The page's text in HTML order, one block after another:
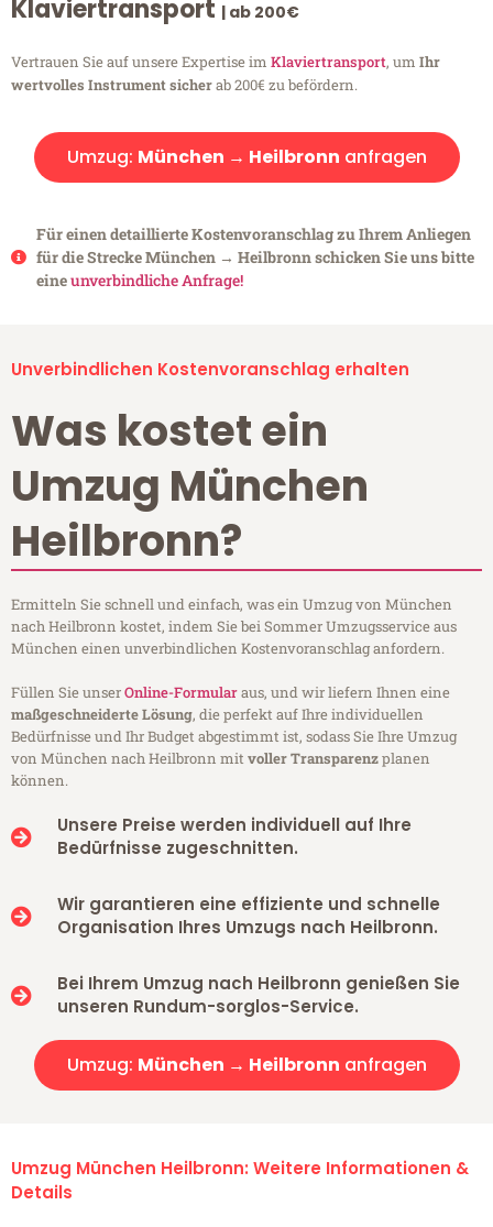
Klaviertransport | ab 200€
Vertrauen Sie auf unsere Expertise im Klaviertransport, um Ihr
wertvolles Instrument sicherab 200€ zu befördern.
Umzug: München → Heilbronn anfragen
Für einen detaillierte Kostenvoranschlag zu Ihrem Anliegen
für die Strecke München → Heilbronn schicken Sie uns bitte
eineunverbindliche Anfrage!
Unverbindlichen Kostenvoranschlag erhalten
Was kostet ein
Umzug München
Heilbronn?
Ermitteln Sie schnell und einfach, was ein Umzug von München
nach Heilbronn kostet, indem Sie bei Sommer Umzugsservice aus
München einen unverbindlichen Kostenvoranschlag anfordern.
Füllen Sie unserOnline-Formularaus, und wir liefern Ihnen eine
maßgeschneiderte Lösung, die perfekt auf Ihre individuellen
Bedürfnisse und Ihr Budget abgestimmt ist, sodass Sie Ihre Umzug
von München nach Heilbronn mitvoller Transparenzplanen
können.
Unsere Preise werden individuell auf Ihre
Bedürfnisse zugeschnitten.
Wir garantieren eine effiziente und schnelle
Organisation Ihres Umzugs nach Heilbronn.
Bei Ihrem Umzug nach Heilbronn genießen Sie
unseren Rundum-sorglos-Service.
Umzug: München → Heilbronn anfragen
Umzug München Heilbronn: Weitere Informationen &
Details